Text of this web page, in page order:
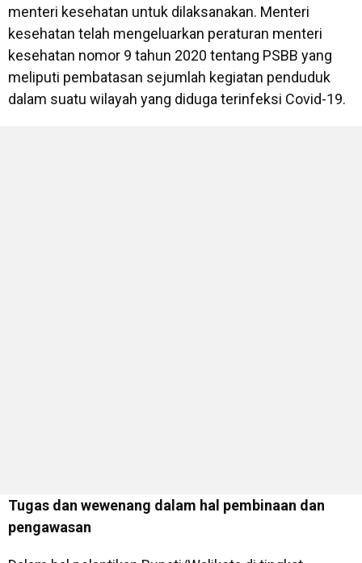
menteri kesehatan untuk dilaksanakan. Menteri
kesehatan telah mengeluarkan peraturan menteri
kesehatan nomor 9 tahun 2020 tentang PSBB yang
meliputi pembatasan sejumlah kegiatan penduduk
dalam suatu wilayah yang diduga terinfeksi Covid-19.
Tugas dan wewenang dalam hal pembinaan dan
pengawasan